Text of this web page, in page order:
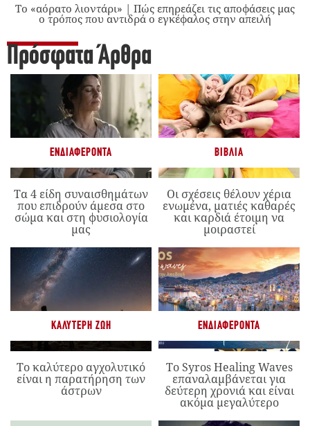
Το «αόρατο λιοντάρι» | Πώς επηρεάζει τις αποφάσεις μας
ο τρόπος που αντιδρά ο εγκέφαλος στην απειλή
Πρόσφατα Άρθρα
ΕΝΔΙΑΦΈΡΟΝΤΑ
Τα 4 είδη συναισθημάτων
που επιδρούν άμεσα στο
σώμα και στη φυσιολογία
μας
ΒΙΒΛΊΑ
Οι σχέσεις θέλουν χέρια
ενωμένα, ματιές καθαρές
και καρδιά έτοιμη να
μοιραστεί
ΚΑΛΎΤΕΡΗ ΖΩΉ
Το καλύτερο αγχολυτικό
είναι η παρατήρηση των
άστρων
ΕΝΔΙΑΦΈΡΟΝΤΑ
Το Syros Healing Waves
επαναλαμβάνεται για
δεύτερη χρονιά και είναι
ακόμα μεγαλύτερο